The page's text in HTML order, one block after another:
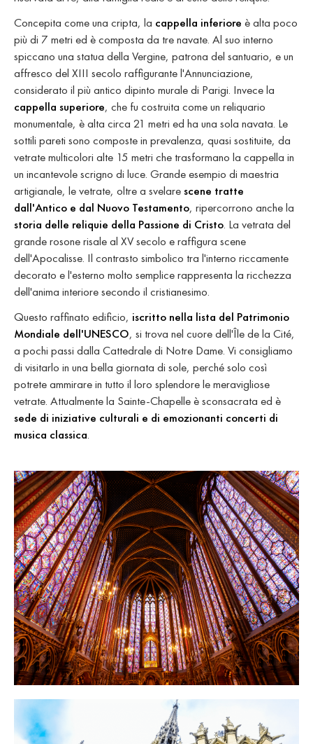
Concepita come una cripta, la cappella inferiore è alta poco
più di 7 metri ed è composta da tre navate. Al suo interno
spiccano una statua della Vergine, patrona del santuario, e un
affresco del XIII secolo raffigurante l'Annunciazione,
considerato il più antico dipinto murale di Parigi. Invece la
cappella superiore, che fu costruita come un reliquario
monumentale, è alta circa 21 metri ed ha una sola navata. Le
sottili pareti sono composte in prevalenza, quasi sostituite, da
vetrate multicolori alte 15 metri che trasformano la cappella in
un incantevole scrigno di luce. Grande esempio di maestria
artigianale, le vetrate, oltre a svelarescene tratte
dall'Antico e dal Nuovo Testamento, ripercorrono anche la
storia delle reliquie della Passione di Cristo. La vetrata del
grande rosone risale al XV secolo e raffigura scene
dell'Apocalisse. Il contrasto simbolico tra l'interno riccamente
decorato e l'esterno molto semplice rappresenta la ricchezza
dell'anima interiore secondo il cristianesimo.
Questo raffinato edificio, iscritto nella lista del Patrimonio
Mondiale dell'UNESCO, si trova nel cuore dell'Île de la Cité,
a pochi passi dalla Cattedrale di Notre Dame. Vi consigliamo
di visitarlo in una bella giornata di sole, perché solo così
potrete ammirare in tutto il loro splendore le meravigliose
vetrate. Attualmente la Sainte-Chapelle è sconsacrata ed è
sede di iniziative culturali e di emozionanti concerti di
musica classica.